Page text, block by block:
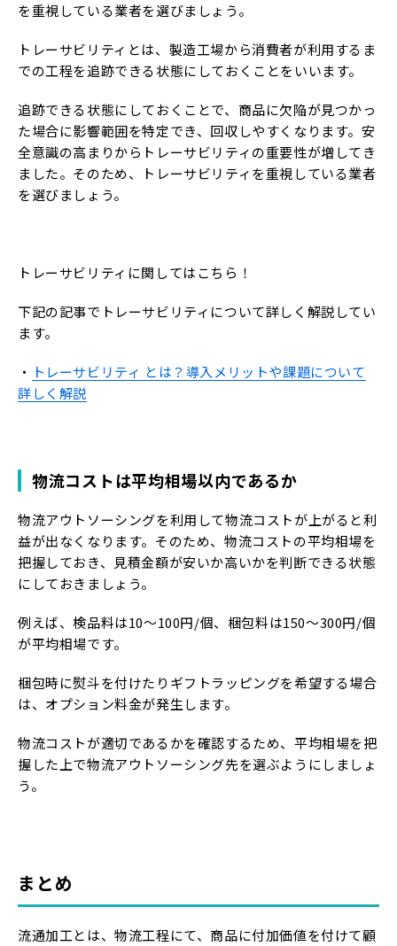
を重視している業者を選びましょう。
トレーサビリティとは、製造工場から消費者が利用するま
での工程を追跡できる状態にしておくことをいいます。
追跡できる状態にしておくことで、商品に欠陥が見つかっ
た場合に影響範囲を特定でき、回収しやすくなります。安
全意識の高まりからトレーサビリティの重要性が増してき
ました。そのため、トレーサビリティを重視している業者
を選びましょう。
トレーサビリティに関してはこちら！
下記の記事でトレーサビリティについて詳しく解説してい
ます。
・ トレーサビリティ とは？導入メリットや課題について
詳しく解説
物流コストは平均相場以内であるか
物流アウトソーシングを利用して物流コストが上がると利
益が出なくなります。そのため、物流コストの平均相場を
把握しておき、見積金額が安いか高いかを判断できる状態
にしておきましょう。
例えば、検品料は10～100円/個、梱包料は150～300円/個
が平均相場です。
梱包時に熨斗を付けたりギフトラッピングを希望する場合
は、オプション料金が発生します。
物流コストが適切であるかを確認するため、平均相場を把
握した上で物流アウトソーシング先を選ぶようにしましょ
う。
まとめ
流通加工とは、物流工程にて、商品に付加価値を付けて顧